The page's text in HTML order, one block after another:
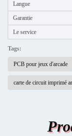
Langue
Garantie
Le service
Tags:
PCB pour jeux d'arcade
carte de circuit imprimé